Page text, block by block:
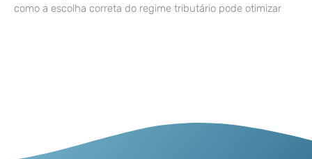
como a escolha correta do regime tributário pode otimizar